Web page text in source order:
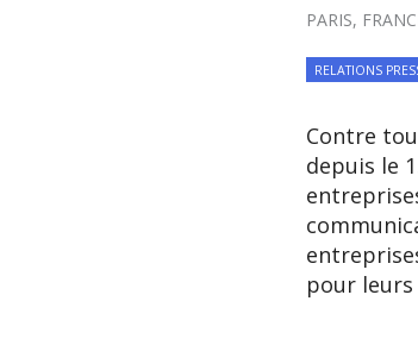
PARIS,
RELATIONS
Contre
depuis le
pour